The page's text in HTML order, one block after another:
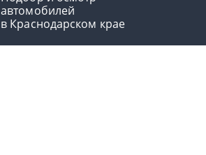
автомобилей
в Краснодарском крае